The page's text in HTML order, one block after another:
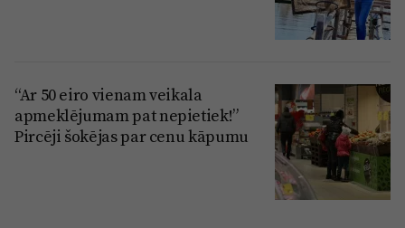
“Ar 50 eiro vienam veikala
apmeklējumam pat nepietiek!”
Pircēji šokējas par cenu kāpumu